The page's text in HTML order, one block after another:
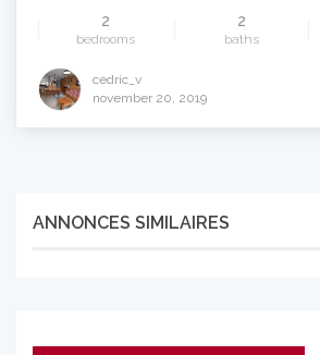
2
bedrooms
2
baths
cedric_v
november 20, 2019
ANNONCES SIMILAIRES